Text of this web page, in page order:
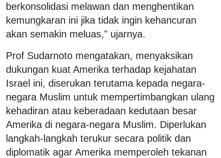
berkonsolidasi melawan dan menghentikan
kemungkaran ini jika tidak ingin kehancuran
akan semakin meluas," ujarnya.
Prof Sudarnoto mengatakan, menyaksikan
dukungan kuat Amerika terhadap kejahatan
Israel ini, diserukan terutama kepada negara-
negara Muslim untuk mempertimbangkan ulang
kehadiran atau keberadaan kedutaan besar
Amerika di negara-negara Muslim. Diperlukan
langkah-langkah terukur secara politik dan
diplomatik agar Amerika memperoleh tekanan